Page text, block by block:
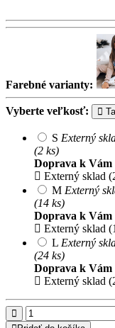
Farebné varianty:
Vyberte veľkosť:
S Externý
(2 ks)
Doprava k Vám
Externý sklad
M Externý
(14 ks)
Doprava k Vám
Externý sklad
L Externý
(24 ks)
Doprava k Vám
Externý sklad